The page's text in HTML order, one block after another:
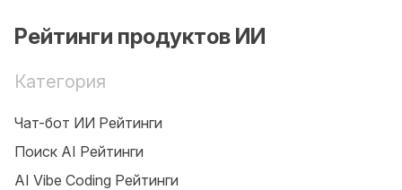
Рейтинги продуктов ИИ
Категория
Чат-бот ИИ Рейтинги
Поиск AI Рейтинги
AI Vibe Coding Рейтинги